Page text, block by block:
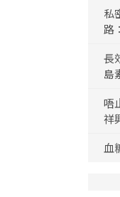
私
路
長
島
唔
祥
血